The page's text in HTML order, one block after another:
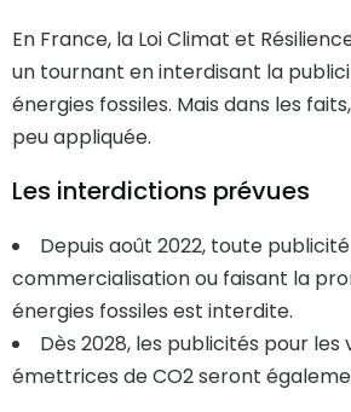
En France, la Loi Climat et
un tournant en interdisant la
énergies fossiles. Mais dans les
peu appliquée.
Les interdictions prévues
Depuis août 2022, toute
commercialisation ou faisant la
énergies fossiles est interdite.
Dès 2028, les publicités pour
émettrices de CO2 seront